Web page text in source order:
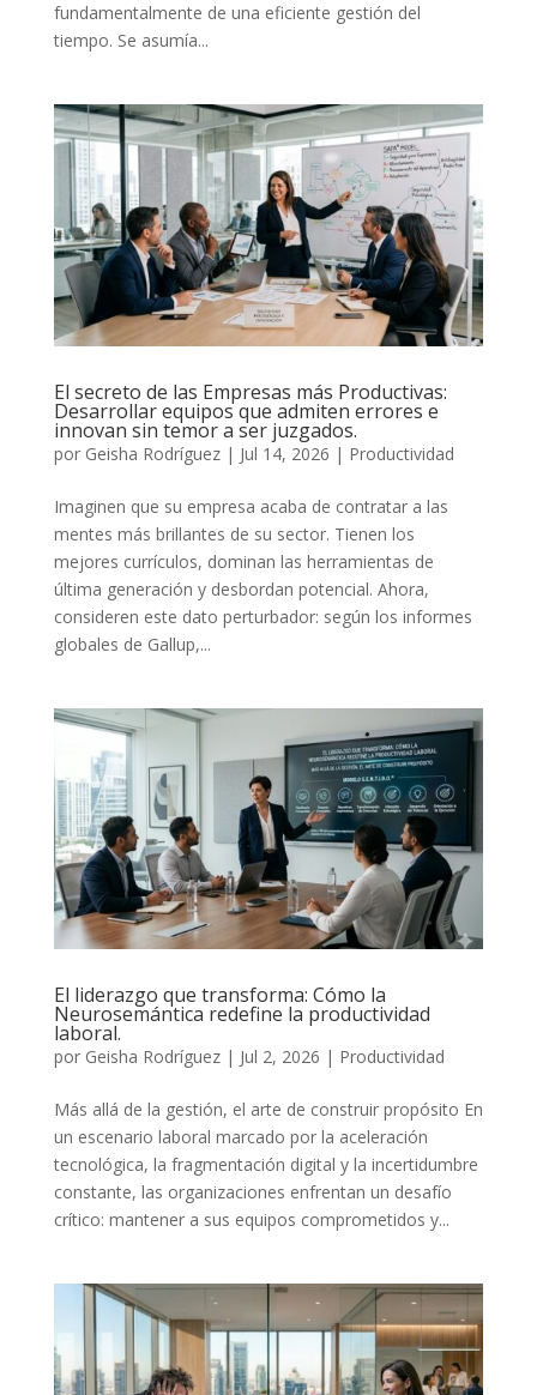
fundamentalmente de una eficiente gestión del
tiempo. Se asumía...
El secreto de las Empresas más Productivas:
Desarrollar equipos que admiten errores e
innovan sin temor a ser juzgados.
por Geisha Rodríguez| Jul 14, 2026 | Productividad
Imaginen que su empresa acaba de contratar a las
mentes más brillantes de su sector. Tienen los
mejores currículos, dominan las herramientas de
última generación y desbordan potencial. Ahora,
consideren este dato perturbador: según los informes
globales de Gallup,...
El liderazgo que transforma: Cómo la
Neurosemántica redefine la productividad
laboral.
por Geisha Rodríguez| Jul 2, 2026 | Productividad
Más allá de la gestión, el arte de construir propósito En
un escenario laboral marcado por la aceleración
tecnológica, la fragmentación digital y la incertidumbre
constante, las organizaciones enfrentan un desafío
crítico: mantener a sus equipos comprometidos y...